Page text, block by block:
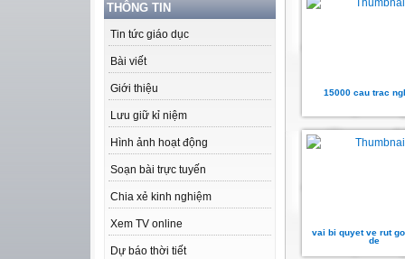
THÔNG TIN
Tin tức giáo dục
Bài viết
Giới thiệu
Lưu giữ kỉ niệm
Hình ảnh hoạt động
Soạn bài trực tuyến
Chia xẻ kinh nghiệm
Xem TV online
Dự báo thời tiết
15000 cau trac
vai bi quyet ve rut
de